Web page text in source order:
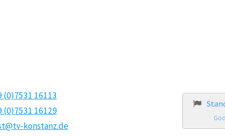
(0)7531 16113
(0)7531 16129
konstanz.de